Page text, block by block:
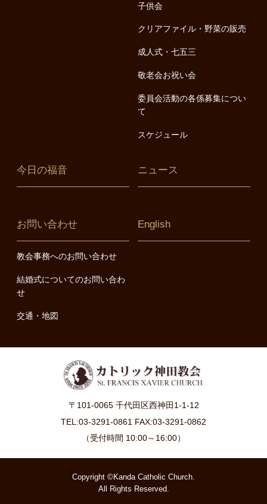
子供会
クリアファイル・野菜の販売
成人式・七五三
敬老会お祝い会
委員会活動の各係募集につい
て
スケジュール
今日の福音 ニュース
お問い合わせ
教会事務へのお問い合わせ
結婚式についてのお問い合わ
せ
交通・地図
English
〒101-0065 千代田区西神田1-1-12
TEL:03-3291-0861 FAX:03-3291-0862
（受付時間 10:00～16:00）
Copyright ©Kanda Catholic Church.
All Rights Reserved.